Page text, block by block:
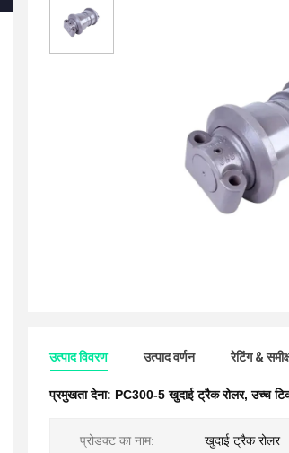
उत्पाद विवरण उत्पाद वर्णन रेटिंग &
प्रमुखता देना: PC300-5 खुदाई ट्रैक रोलर,उच्च
प्रोडक्ट का नाम: खुदाई ट्रैक रोलर